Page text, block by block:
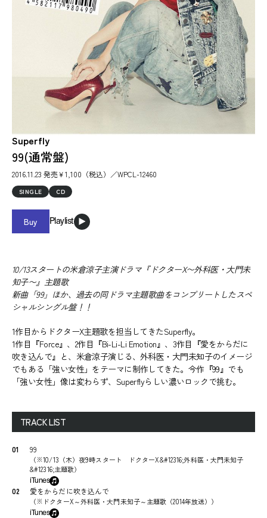
Superfly
99(通常盤)
2016.11.23 発売￥1,100（税込）／WPCL-12460
SINGLE CD
Buy Playlist
10/13スタートの米倉涼子主演ドラマ『ドクターX〜外科医・大門未
知子〜』主題歌
新曲「99」ほか、過去の同ドラマ主題歌曲をコンプリートしたスペ
シャルシングル盤！！
1作目からドクターX主題歌を担当してきたSuperfly。
1作目『Force』、2作目『Bi-Li-Li Emotion』、3作目『愛をからだに
吹き込んで』と、米倉涼子演じる、外科医・大門未知子のイメージ
でもある「強い女性」をテーマに制作してきた。今作『99』でも
「強い女性」像は変わらず、Superflyらしい濃いロックで挑む。
TRACK LIST
01 99
（※10/13（木）夜9時スタート ドクターX&#12316;外科医・大門未知子
&#12316;主題歌）
iTunes
02 愛をからだに吹き込んで
（※ドクターX～外科医・大門未知子～主題歌（2014年放送） ）
iTunes